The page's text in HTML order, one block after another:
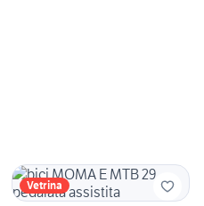
Vetrina